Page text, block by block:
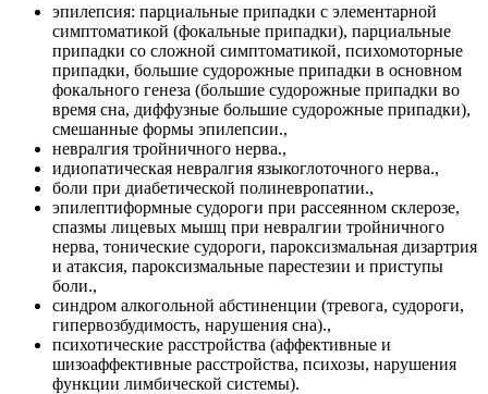
эпилепсия: парциальные припадки с элементарной
симптоматикой (фокальные припадки), парциальные
припадки со сложной симптоматикой, психомоторные
припадки, большие судорожные припадки в основном
фокального генеза (большие судорожные припадки во
время сна, диффузные большие судорожные припадки),
смешанные формы эпилепсии.,
невралгия тройничного нерва.,
идиопатическая невралгия языкоглоточного нерва.,
боли при диабетической полиневропатии.,
эпилептиформные судороги при рассеянном склерозе,
спазмы лицевых мышц при невралгии тройничного
нерва, тонические судороги, пароксизмальная дизартрия
и атаксия, пароксизмальные парестезии и приступы
боли.,
синдром алкогольной абстиненции (тревога, судороги,
гипервозбудимость, нарушения сна).,
психотические расстройства (аффективные и
шизоаффективные расстройства, психозы, нарушения
функции лимбической системы).